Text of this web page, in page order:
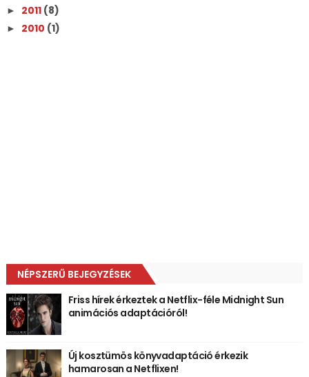
► 2011 (8)
► 2010 (1)
NÉPSZERŰ BEJEGYZÉSEK
Friss hírek érkeztek a Netflix-féle Midnight Sun
animációs adaptációról!
Új kosztümös könyvadaptáció érkezik
hamarosan a Netflixen!